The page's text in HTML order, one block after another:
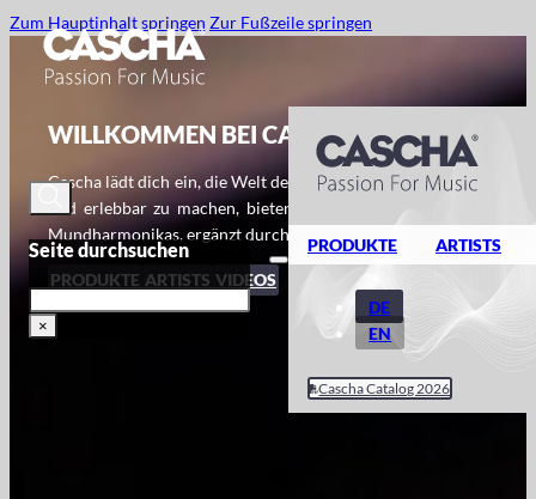
Zum Hauptinhalt springen Zur Fußzeile springen
Seite durchsuchen
×
PRODUKTE ARTISTS
DE
EN
Cascha Catalog 2026
WILLKOMMEN BEI CASCHA - PASSION
Cascha lädt dich ein, die Welt der Musik zu entdecken! Mit der
und erlebbar zu machen, bieten wir verschiedenste
Mundharmonikas, ergänzt durch Lernmaterialien und
PRODUKTE ARTISTS VIDEOS